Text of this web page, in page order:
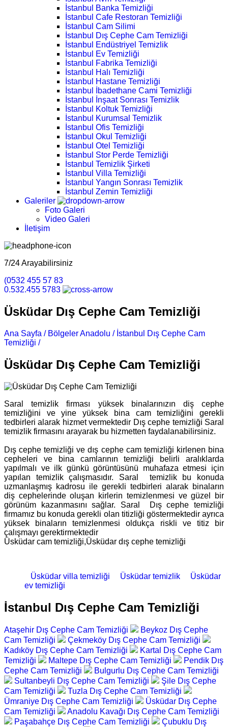
İstanbul Banka Temizliği
İstanbul Cafe Restoran Temizliği
İstanbul Cam Silimi
İstanbul Dış Cephe Cam Temizliği
İstanbul Endüstriyel Temizlik
İstanbul Ev Temizliği
İstanbul Fabrika Temizliği
İstanbul Halı Temizliği
İstanbul Hastane Temizliği
İstanbul İbadethane Cami Temizliği
İstanbul İnşaat Sonrası Temizlik
İstanbul Koltuk Temizliği
İstanbul Kurumsal Temizlik
İstanbul Ofis Temizliği
İstanbul Okul Temizliği
İstanbul Otel Temizliği
İstanbul Stor Perde Temizliği
İstanbul Temizlik Şirketi
İstanbul Villa Temizliği
İstanbul Yangın Sonrası Temizlik
İstanbul Zemin Temizliği
Galeriler
Foto Galeri
Video Galeri
İletişim
7/24 Arayabilirsiniz
(0532 455 57 83
0.532.455 5783
Üsküdar Dış Cephe Cam Temizliği
Ana Sayfa / Bölgeler Anadolu / İstanbul Dış Cephe Cam
Temizliği /
Üsküdar Dış Cephe Cam Temizliği
Saral temizlik firması yüksek binalarınızın diş cephe
temizliğini ve yine yüksek bina cam temizliğini gerekli
tedbirleri alarak hizmet vermektedir Dış cephe temizliği Saral
temizlik firmasını arayarak bu hizmetten faydalanabilirsiniz.
Dış cephe temizliği ve dış cephe cam temizliği kirlenen bina
cepheleri ve bina camlarının temizliği belirli aralıklarda
yapılmalı ve ilk günkü görüntüsünü muhafaza etmesi için
yapılan temizlik çalışmasıdır. Saral temizlik bu konuda
uzmanlaşmış kadrosu ile gerekli tedbirleri alarak binaların
diş cephelerinde oluşan kirlerin temizlenmesi ve güzel bir
görünüm kazanmasını sağlar. Saral Dış cephe temizliği
firmamız bu konuda gerekli olan titizliği göstermektedir ayrıca
yüksek binaların temizlenmesi oldukça riskli ve titiz bir
çalışmayı gerektirmektedir
Üsküdar cam temizliği,Üsküdar dış cephe temizliği
Üsküdar villa temizliği Üsküdar temizlik
Üsküdar
ev temizliği
İstanbul Dış Cephe Cam Temizliği
Ataşehir Dış Cephe Cam Temizliği
Beykoz Dış Cephe
Cam Temizliği
Çekmeköy Dış Cephe Cam Temizliği
Kadıköy Dış Cephe Cam Temizliği
Kartal Dış Cephe Cam
Temizliği
Maltepe Dış Cephe Cam Temizliği
Pendik Dış
Cephe Cam Temizliği
Bulgurlu Dış Cephe Cam Temizliği
Sultanbeyli Dış Cephe Cam Temizliği
Şile Dış Cephe
Cam Temizliği
Tuzla Dış Cephe Cam Temizliği
Ümraniye Dış Cephe Cam Temizliği
Üsküdar Dış Cephe
Cam Temizliği
Anadolu Kavağı Dış Cephe Cam Temizliği
Paşabahçe Dış Cephe Cam Temizliği
Çubuklu Dış